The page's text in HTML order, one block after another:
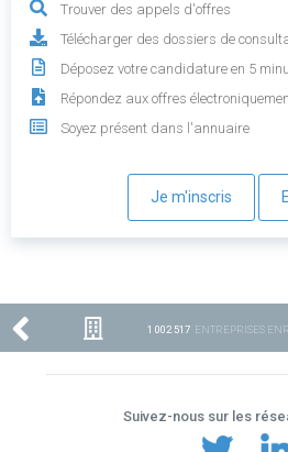
Trouver des appels d'offres
Télécharger des dossiers de
Déposez votre candidature en 5
Répondez aux offres
Soyez présent dans l'annuaire
Je m'inscris
1 002 517 ENTREPRISES
Suivez-nous sur les